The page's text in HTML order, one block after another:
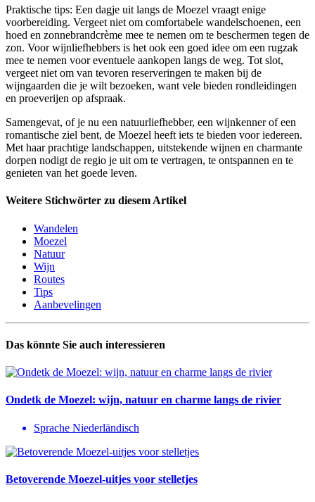
Praktische tips: Een dagje uit langs de Moezel vraagt enige
voorbereiding. Vergeet niet om comfortabele wandelschoenen, een
hoed en zonnebrandcrème mee te nemen om te beschermen tegen de
zon. Voor wijnliefhebbers is het ook een goed idee om een rugzak
mee te nemen voor eventuele aankopen langs de weg. Tot slot,
vergeet niet om van tevoren reserveringen te maken bij de
wijngaarden die je wilt bezoeken, want vele bieden rondleidingen
en proeverijen op afspraak.
Samengevat, of je nu een natuurliefhebber, een wijnkenner of een
romantische ziel bent, de Moezel heeft iets te bieden voor iedereen.
Met haar prachtige landschappen, uitstekende wijnen en charmante
dorpen nodigt de regio je uit om te vertragen, te ontspannen en te
genieten van het goede leven.
Weitere Stichwörter zu diesem Artikel
Wandelen
Moezel
Natuur
Wijn
Routes
Tips
Aanbevelingen
Das könnte Sie auch interessieren
Ondetk de Moezel: wijn, natuur en charme langs de rivier
Sprache Niederländisch
Betoverende Moezel-uitjes voor stelletjes